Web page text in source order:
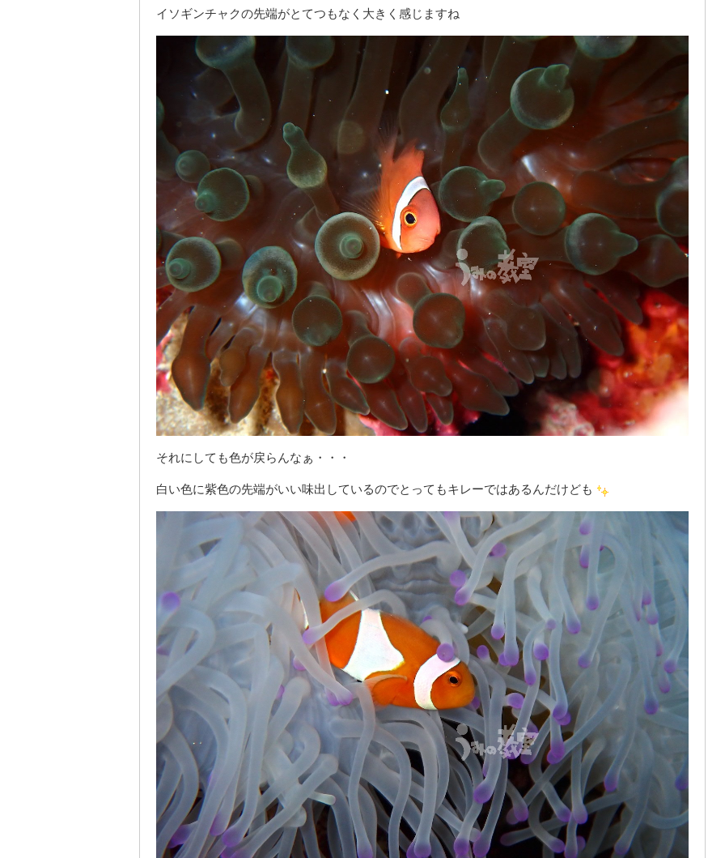
イソギンチャクの先端がとてつもなく大きく感じますね
それにしても色が戻らんなぁ・・・
白い色に紫色の先端がいい味出しているのでとってもキレーではあるんだけども